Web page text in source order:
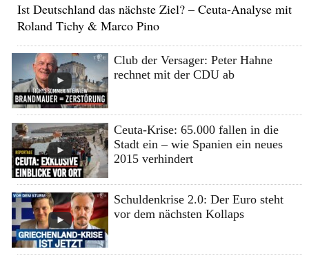
Ist Deutschland das nächste Ziel? – Ceuta-Analyse mit
Roland Tichy & Marco Pino
Club der Versager: Peter Hahne
rechnet mit der CDU ab
Ceuta-Krise: 65.000 fallen in die
Stadt ein – wie Spanien ein neues
2015 verhindert
Schuldenkrise 2.0: Der Euro steht
vor dem nächsten Kollaps